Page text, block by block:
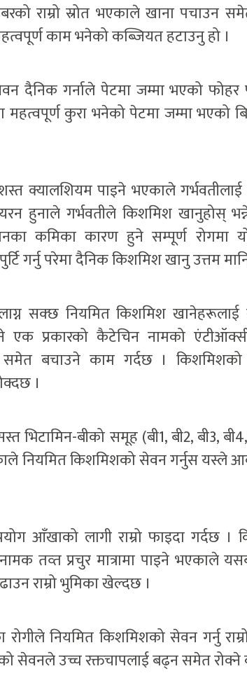
राम्रो स्रोत भएकाले खाना पचाउन
काम भनेको कब्जियत हटाउनु हो ।
दैनिक गर्नाले पेटमा जम्मा भएको फोहर
कुरा भनेको पेटमा जम्मा भएको
क्यालशियम पाइने भएकाले गर्भवतीलाई
हुनाले गर्भवतीले किशमिश खानुहोस्
कमिका कारण हुने सम्पूर्ण रोगमा
गर्नु परेमा दैनिक किशमिश खानु उत्तम
सक्छ नियमित किशमिश
एक प्रकारको कैटेचिन नामको
समेत बचाउने काम गर्दछ ।
।
भिटामिन-बीको समूह (बी1, बी2, बी3,
नियमित किशमिशको सेवन गर्नुस यस्ले
आँखाको लागी राम्रो फाइदा गर्दछ ।
तव्त प्रचुर मात्रामा पाइने भएकाले
राम्रो भुमिका खेल्दछ ।
रोगीले नियमित किशमिशको सेवन गर्नु
सेवनले उच्च रक्तचापलाई बढ्न समेत रोक्ने